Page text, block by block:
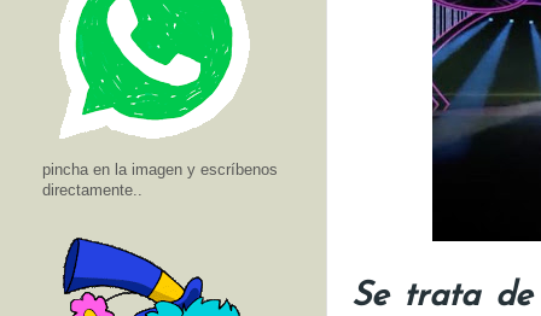
Se trata de
pincha en la imagen y escríbenos
directamente..